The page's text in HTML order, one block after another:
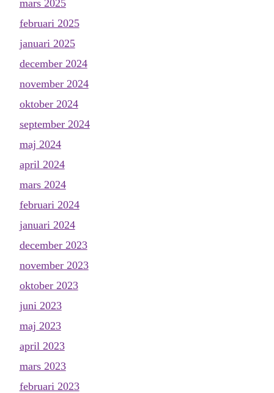
mars 2025
februari 2025
januari 2025
december 2024
november 2024
oktober 2024
september 2024
maj 2024
april 2024
mars 2024
februari 2024
januari 2024
december 2023
november 2023
oktober 2023
juni 2023
maj 2023
april 2023
mars 2023
februari 2023